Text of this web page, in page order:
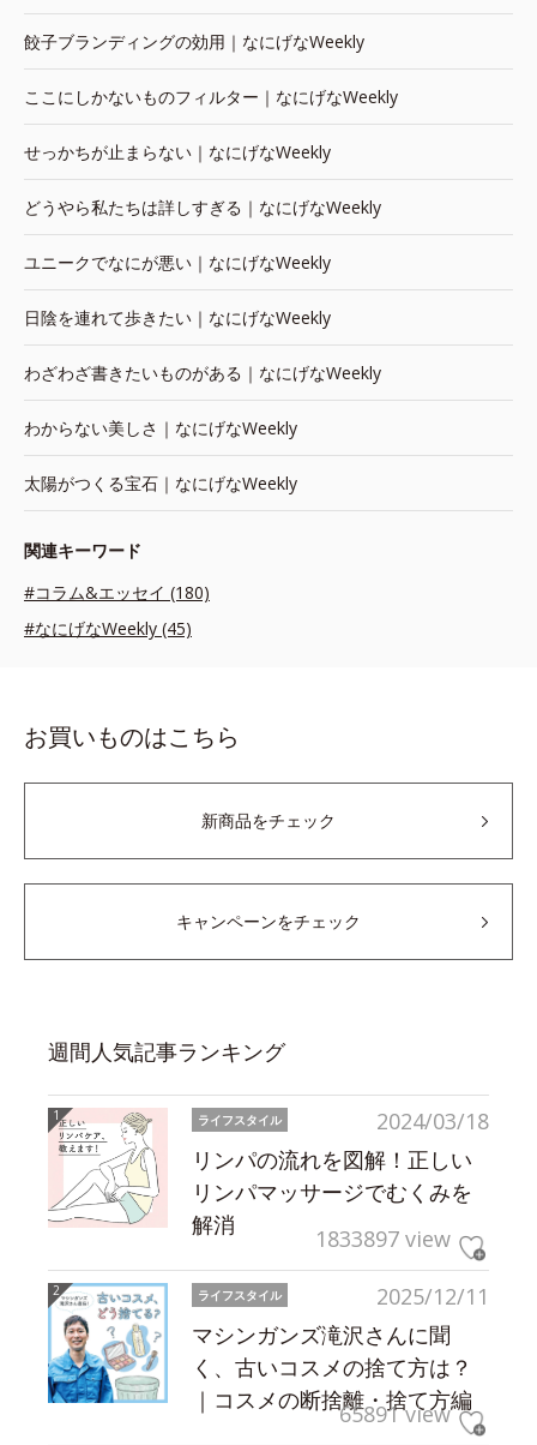
餃子ブランディングの効用｜なにげなWeekly
ここにしかないものフィルター｜なにげなWeekly
せっかちが止まらない｜なにげなWeekly
どうやら私たちは詳しすぎる｜なにげなWeekly
ユニークでなにが悪い｜なにげなWeekly
日陰を連れて歩きたい｜なにげなWeekly
わざわざ書きたいものがある｜なにげなWeekly
わからない美しさ｜なにげなWeekly
太陽がつくる宝石｜なにげなWeekly
関連キーワード
#コラム&エッセイ (180)
#なにげなWeekly (45)
お買いものはこちら
新商品をチェック
キャンペーンをチェック
週間人気記事ランキング
2024/03/18
ライフスタイル
リンパの流れを図解！正しい
リンパマッサージでむくみを
解消
1833897 view
2025/12/11
ライフスタイル
マシンガンズ滝沢さんに聞
く、古いコスメの捨て方は？
｜コスメの断捨離・捨て方編
65891 view